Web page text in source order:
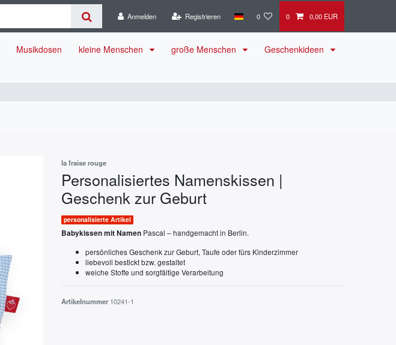
Anmelden Registrieren 0 0 0,00 EUR
Musikdosen kleine Menschen große Menschen Geschenkideen
la fraise rouge
Personalisiertes Namenskissen |
Geschenk zur Geburt
personalisierte Artikel
Babykissen mit Namen Pascal – handgemacht in Berlin.
persönliches Geschenk zur Geburt, Taufe oder fürs Kinderzimmer
liebevoll bestickt bzw. gestaltet
weiche Stoffe und sorgfältige Verarbeitung
Artikelnummer 10241-1